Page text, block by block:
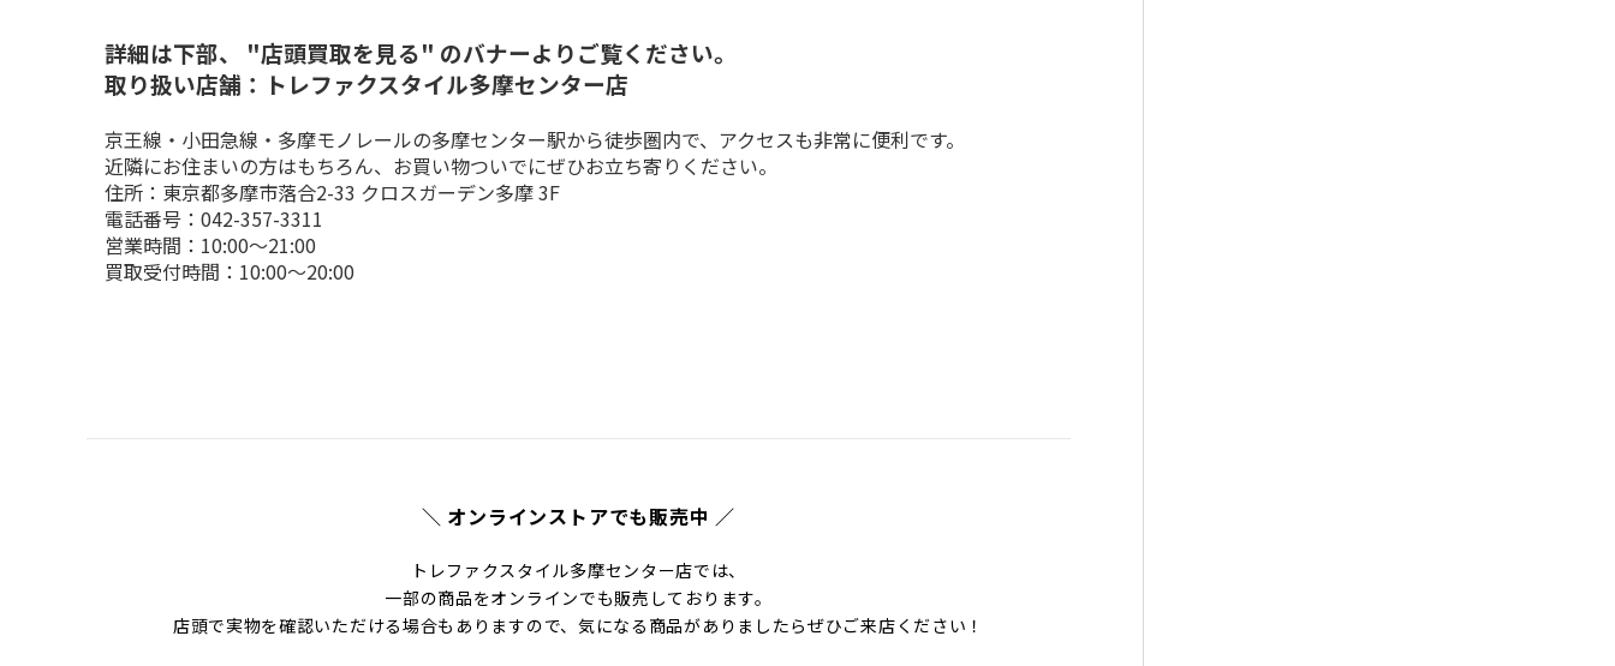
詳細は下部、 "店頭買取を見る" のバナーよりご覧ください。
取り扱い店舗：トレファクスタイル多摩センター店
京王線・小田急線・多摩モノレールの多摩センター駅から徒歩圏内で、アクセスも非常に便利です。
近隣にお住まいの方はもちろん、お買い物ついでにぜひお立ち寄りください。
住所：東京都多摩市落合2-33 クロスガーデン多摩 3F
電話番号：042-357-3311
営業時間：10:00～21:00
買取受付時間：10:00～20:00
＼ オンラインストアでも販売中 ／
トレファクスタイル多摩センター店では、
一部の商品をオンラインでも販売しております。
店頭で実物を確認いただける場合もありますので、気になる商品がありましたらぜひご来店ください！